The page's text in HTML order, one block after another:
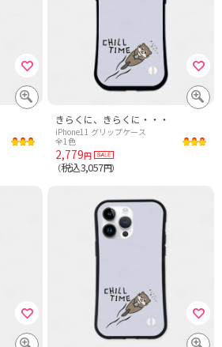
きらくに、きらくに・・・
iPhone11 グリップケース
全1色
2,779円
（税込3,057円）